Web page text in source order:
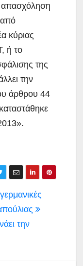
απασχόληση
από
κύριας
ή το
της
την
άρθρου 44
την